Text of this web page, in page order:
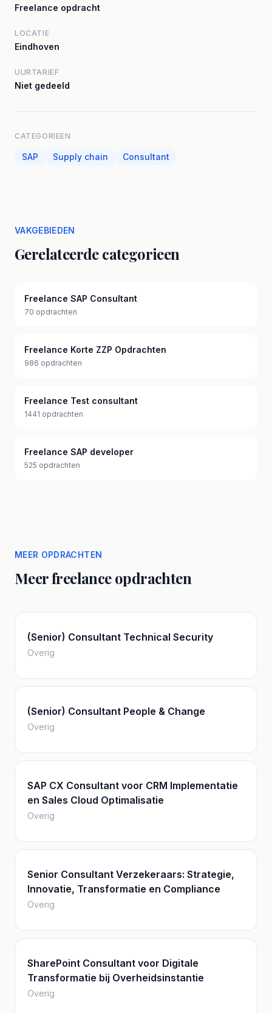
Freelance opdracht
LOCATIE
Eindhoven
UURTARIEF
Niet gedeeld
CATEGORIEEN
SAP Supply chain Consultant
VAKGEBIEDEN
Gerelateerde categorieen
Freelance SAP Consultant
70 opdrachten
Freelance Korte ZZP Opdrachten
986 opdrachten
Freelance Test consultant
1441 opdrachten
Freelance SAP developer
525 opdrachten
MEER OPDRACHTEN
Meer freelance opdrachten
(Senior) Consultant Technical Security
Overig
(Senior) Consultant People & Change
Overig
SAP CX Consultant voor CRM Implementatie
en Sales Cloud Optimalisatie
Overig
Senior Consultant Verzekeraars: Strategie,
Innovatie, Transformatie en Compliance
Overig
SharePoint Consultant voor Digitale
Transformatie bij Overheidsinstantie
Overig